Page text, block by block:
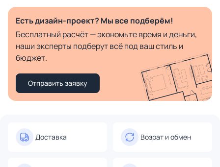
Есть дизайн-проект? Мы все подберём!
Бесплатный расчёт — экономьте время и деньги,
наши эксперты подберут всё под ваш стиль и
бюджет.
Отправить заявку
Доставка Возрат и обмен